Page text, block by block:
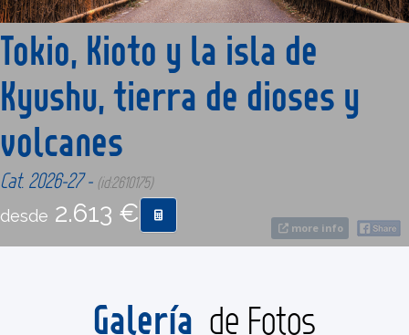
PROMOCIONES
COMPRAR
more info
Tokio, Kioto y la isla de
Kyushu, tierra de dioses y
volcanes
Cat. 2026-27 - (id:2610175)
desde 2.613 €
Galería de Fotos